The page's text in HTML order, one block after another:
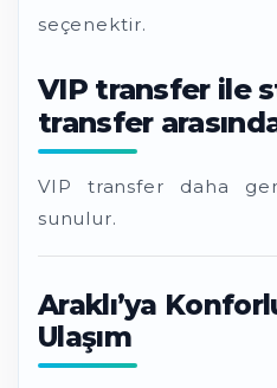
seçenektir.
VIP transfer ile
transfer
VIP transfer daha
sunulur.
Araklı’ya
Ulaşım